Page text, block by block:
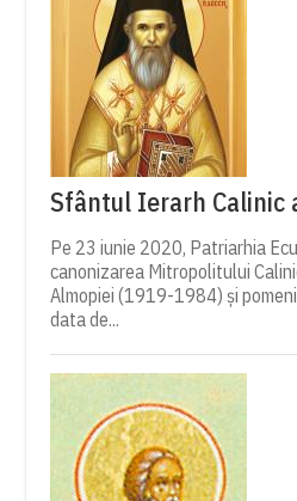
Sfântul Ierarh Calinic
Pe 23 iunie 2020, Patriarhia
canonizarea Mitropolitului
Almopiei (1919-1984) și
data de...